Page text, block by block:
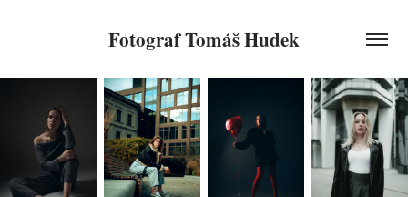
Fotograf Tomáš Hudek